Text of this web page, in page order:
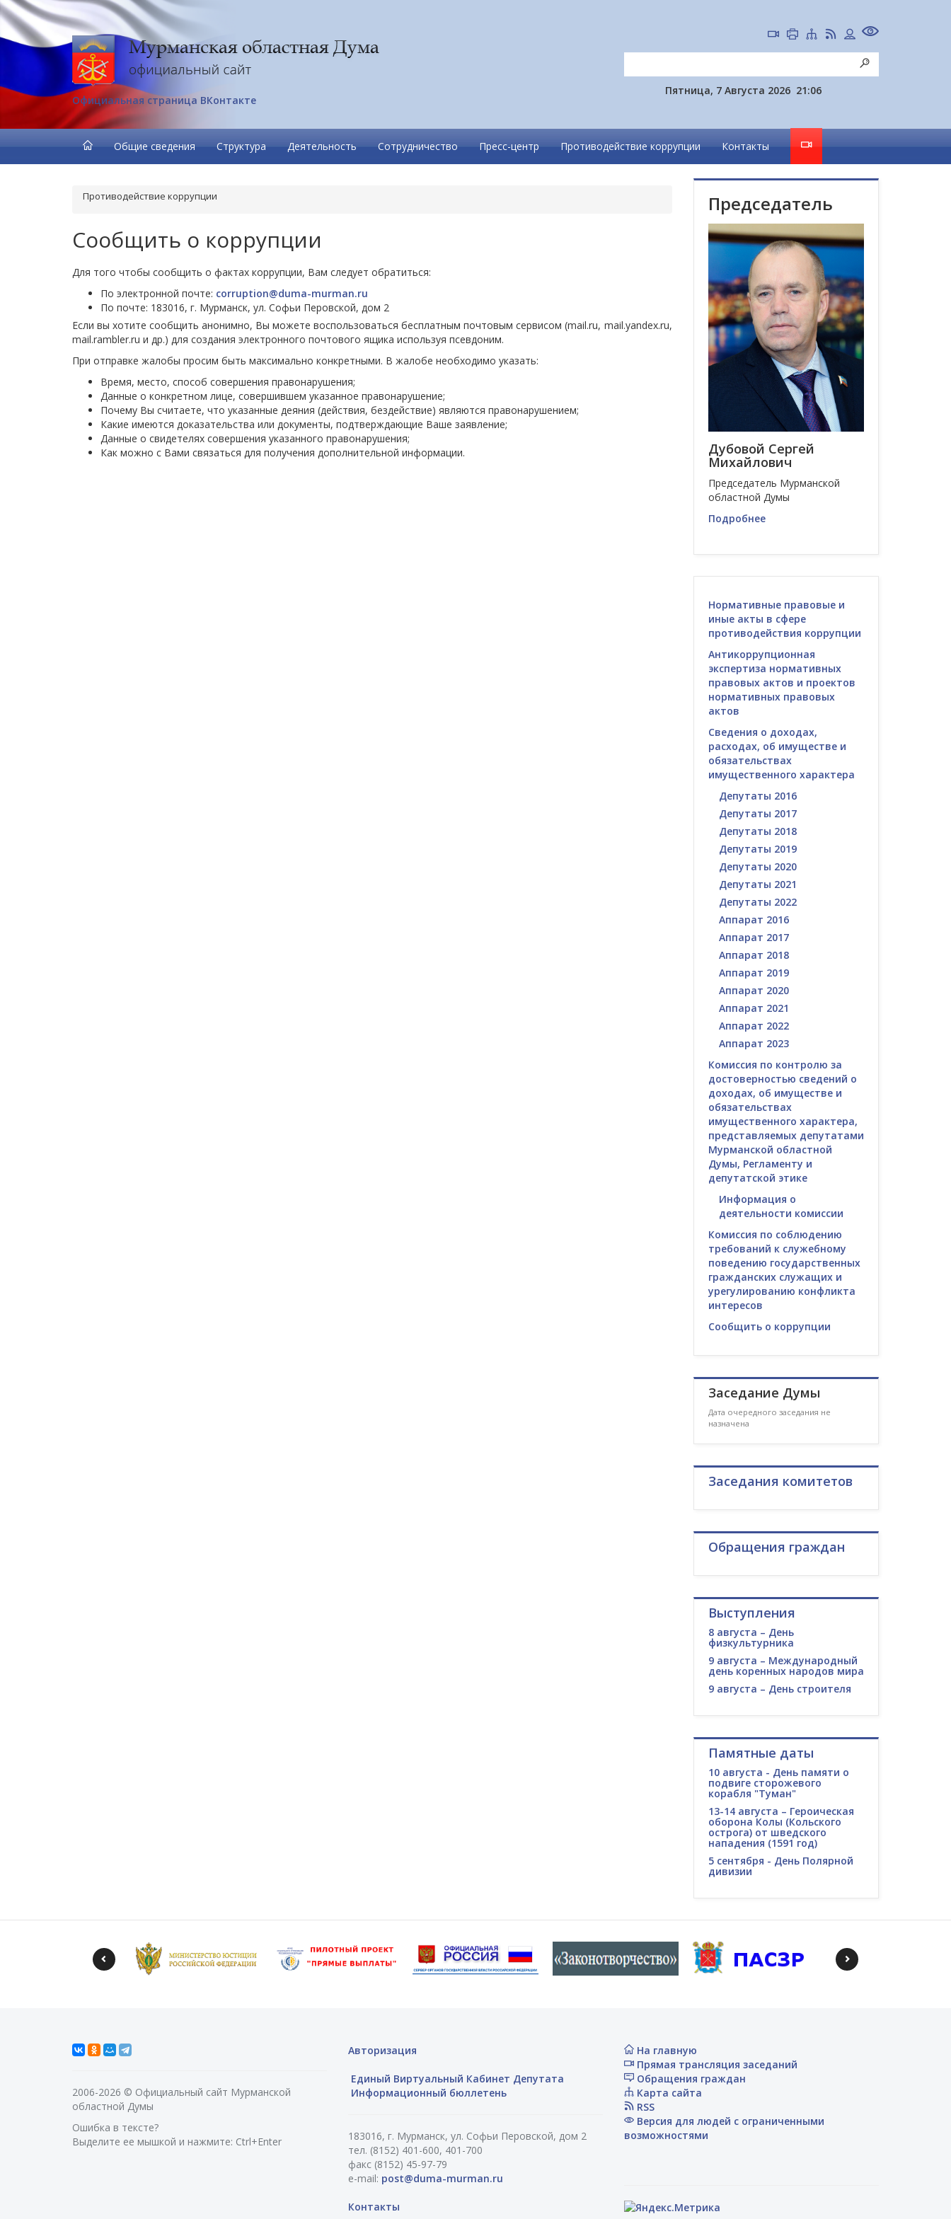
Официальная страница ВКонтакте
Пятница, 7 Августа 2026 21:06
Общие сведения Структура Деятельность Сотрудничество Пресс-центр Противодействие коррупции Контакты
Противодействие коррупции
Сообщить о коррупции
Для того чтобы сообщить о фактах коррупции, Вам следует обратиться:
По электронной почте: corruption@duma-murman.ru
По почте: 183016, г. Мурманск, ул. Софьи Перовской, дом 2
Если вы хотите сообщить анонимно, Вы можете воспользоваться бесплатным почтовым сервисом (mail.ru, mail.yandex.ru,
mail.rambler.ru и др.) для создания электронного почтового ящика используя псевдоним.
При отправке жалобы просим быть максимально конкретными. В жалобе необходимо указать:
Время, место, способ совершения правонарушения;
Данные о конкретном лице, совершившем указанное правонарушение;
Почему Вы считаете, что указанные деяния (действия, бездействие) являются правонарушением;
Какие имеются доказательства или документы, подтверждающие Ваше заявление;
Данные о свидетелях совершения указанного правонарушения;
Как можно с Вами связаться для получения дополнительной информации.
Председатель
Дубовой Сергей
Михайлович
Председатель Мурманской
областной Думы
Подробнее
Нормативные правовые и
иные акты в сфере
противодействия коррупции
Антикоррупционная
экспертиза нормативных
правовых актов и проектов
нормативных правовых
актов
Сведения о доходах,
расходах, об имуществе и
обязательствах
имущественного характера
Депутаты 2016
Депутаты 2017
Депутаты 2018
Депутаты 2019
Депутаты 2020
Депутаты 2021
Депутаты 2022
Аппарат 2016
Аппарат 2017
Аппарат 2018
Аппарат 2019
Аппарат 2020
Аппарат 2021
Аппарат 2022
Аппарат 2023
Комиссия по контролю за
достоверностью сведений о
доходах, об имуществе и
обязательствах
имущественного характера,
представляемых депутатами
Мурманской областной
Думы, Регламенту и
депутатской этике
Информация о
деятельности комиссии
Комиссия по соблюдению
требований к служебному
поведению государственных
гражданских служащих и
урегулированию конфликта
интересов
Сообщить о коррупции
Заседание Думы
Дата очередного заседания не
назначена
Заседания комитетов
Обращения граждан
Выступления
8 августа – День
физкультурника
9 августа – Международный
день коренных народов мира
9 августа – День строителя
Памятные даты
10 августа - День памяти о
подвиге сторожевого
корабля "Туман"
13-14 августа – Героическая
оборона Колы (Кольского
острога) от шведского
нападения (1591 год)
5 сентября - День Полярной
дивизии
2006-2026 © Официальный сайт Мурманской
областной Думы
Ошибка в тексте?
Выделите ее мышкой и нажмите: Ctrl+Enter
Авторизация
Единый Виртуальный Кабинет Депутата
Информационный бюллетень
183016, г. Мурманск, ул. Софьи Перовской, дом 2
тел. (8152) 401-600, 401-700
факс (8152) 45-97-79
e-mail: post@duma-murman.ru
Контакты
На главную
Прямая трансляция заседаний
Обращения граждан
Карта сайта
RSS
Версия для людей с ограниченными
возможностями